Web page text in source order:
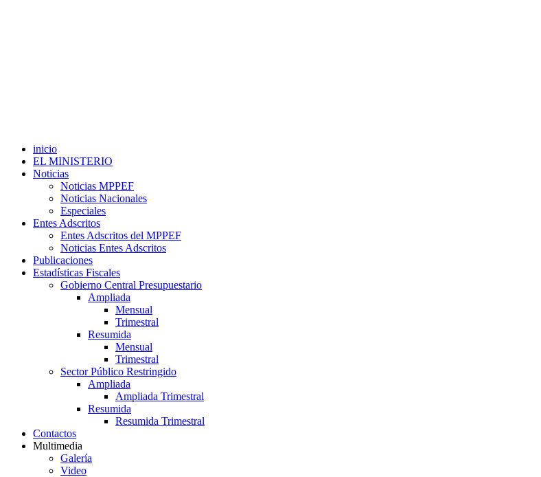
inicio
EL MINISTERIO
Noticias
Noticias MPPEF
Noticias Nacionales
Especiales
Entes Adscritos
Entes Adscritos del MPPEF
Noticias Entes Adscritos
Publicaciones
Estadísticas Fiscales
Gobierno Central Presupuestario
Ampliada
Mensual
Trimestral
Resumida
Mensual
Trimestral
Sector Público Restringido
Ampliada
Ampliada Trimestral
Resumida
Resumida Trimestral
Contactos
Multimedia
Galería
Video